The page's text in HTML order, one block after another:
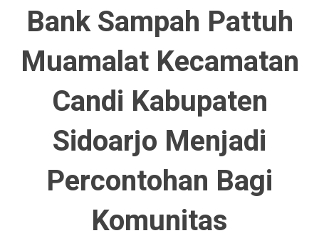
Bank Sampah Pattuh
Muamalat Kecamatan
Candi Kabupaten
Sidoarjo Menjadi
Percontohan Bagi
Komunitas